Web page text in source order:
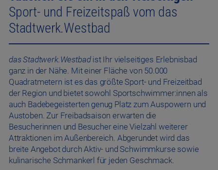
Quadratmetern ist es das größte Sport- und Freizeitbad
der Region und bietet sowohl Sportschwimmer:innen als
auch Badebegeisterten genug Platz zum Auspowern und
Attraktionen im Außenbereich. Abgerundet wird das
breite Angebot durch Aktiv- und Schwimmkurse sowie
kulinarische Schmankerl für jeden Geschmack.
Wichtige Hinweise
Aktuelle Öffnungszeiten im das Stadtwerk.Westbad
Täglich: 09:00 – 22:00 Uhr